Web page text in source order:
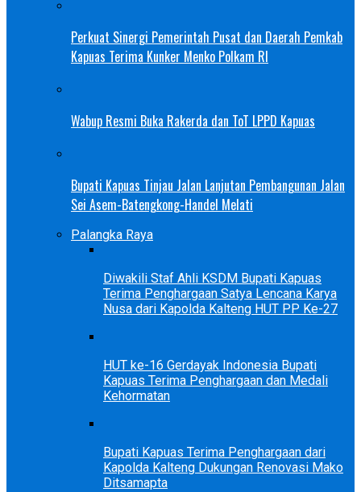
Perkuat Sinergi Pemerintah Pusat dan Daerah Pemkab
Kapuas Terima Kunker Menko Polkam RI
Wabup Resmi Buka Rakerda dan ToT LPPD Kapuas
Bupati Kapuas Tinjau Jalan Lanjutan Pembangunan Jalan
Sei Asem-Batengkong-Handel Melati
Palangka Raya
Diwakili Staf Ahli KSDM Bupati Kapuas
Terima Penghargaan Satya Lencana Karya
Nusa dari Kapolda Kalteng HUT PP Ke-27
HUT ke-16 Gerdayak Indonesia Bupati
Kapuas Terima Penghargaan dan Medali
Kehormatan
Bupati Kapuas Terima Penghargaan dari
Kapolda Kalteng Dukungan Renovasi Mako
Ditsamapta